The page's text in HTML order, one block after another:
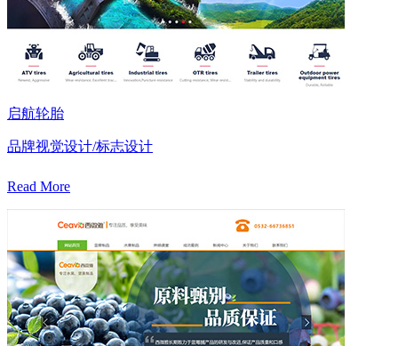
启航轮胎
品牌视觉设计/标志设计
Read More